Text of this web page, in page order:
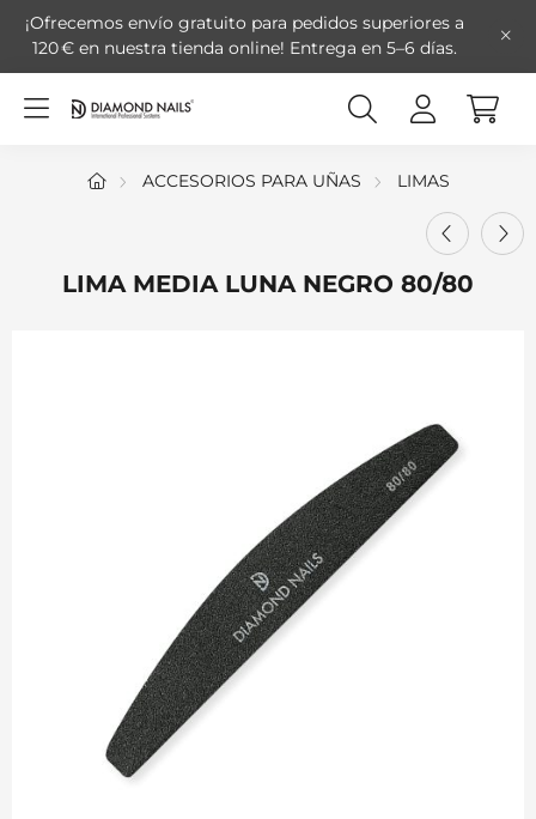
¡Ofrecemos envío gratuito para pedidos superiores a
120 € en nuestra tienda online! Entrega en 5–6 días.
ACCESORIOS PARA UÑAS LIMAS
LIMA MEDIA LUNA NEGRO 80/80